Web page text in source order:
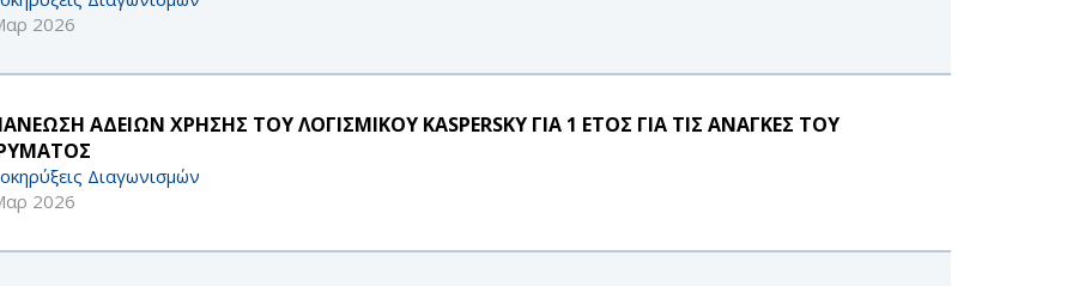
2026
ΑΔΕΙΩΝ ΧΡΗΣΗΣ ΤΟΥ ΛΟΓΙΣΜΙΚΟΥ KASPERSKY ΓΙΑ 1 ΕΤΟΣ ΓΙΑ ΤΙΣ ΑΝΑΓΚΕΣ ΤΟΥ
Διαγωνισμών
2026